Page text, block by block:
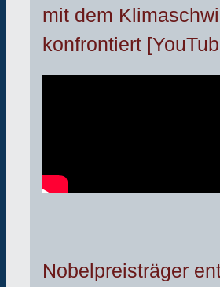
mit dem
konfrontiert
Nobelpreisträger